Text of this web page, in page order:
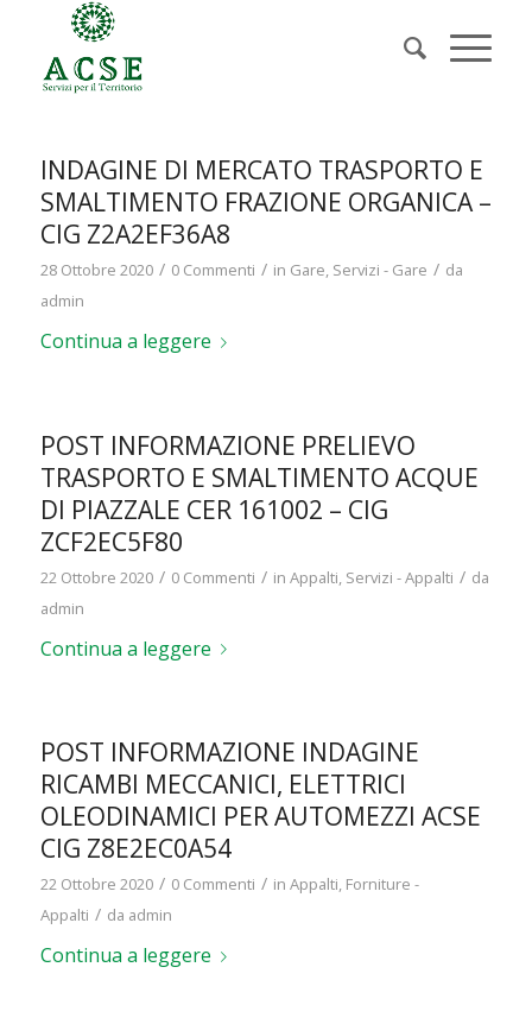
INDAGINE DI MERCATO TRASPORTO E
SMALTIMENTO FRAZIONE ORGANICA –
CIG Z2A2EF36A8
28 Ottobre 2020 / 0 Commenti / in Gare, Servizi - Gare / da
admin
Continua a leggere
POST INFORMAZIONE PRELIEVO
TRASPORTO E SMALTIMENTO ACQUE
DI PIAZZALE CER 161002 – CIG
ZCF2EC5F80
22 Ottobre 2020 / 0 Commenti / in Appalti, Servizi - Appalti / da
admin
Continua a leggere
POST INFORMAZIONE INDAGINE
RICAMBI MECCANICI, ELETTRICI
OLEODINAMICI PER AUTOMEZZI ACSE
CIG Z8E2EC0A54
22 Ottobre 2020 / 0 Commenti / in Appalti, Forniture -
Appalti / da admin
Continua a leggere